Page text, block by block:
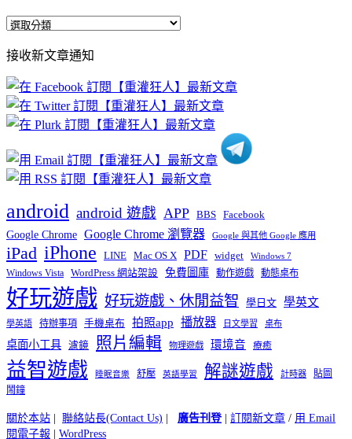
全
文
章
分
類
接收新文章通知
android android 遊戲 APP BBS Facebook
Google Chrome Google Chrome 瀏覽器 Google 與其他 Google 應用
iPad iPhone LINE Mac OS X PDF widget Windows 7
Windows Vista WordPress 網站架設 免費圖庫 動作遊戲 動態桌布
好玩遊戲 好玩遊戲、休閒益智 學日文 學英文
學英語 待辦事項 手機桌布 拍照app 播放器 日文學習 桌布
桌面小工具 濾鏡 照片編輯 物理遊戲 環境音 療癒
益智遊戲 睡眠音樂 舒壓 英語學習 解謎遊戲 計時器
貼圖
鬧鐘
關於本站 聯絡站長(Contact Us) 廣告刊登| 訂閱新文章 / 用 Email
閱電子報
WordPress